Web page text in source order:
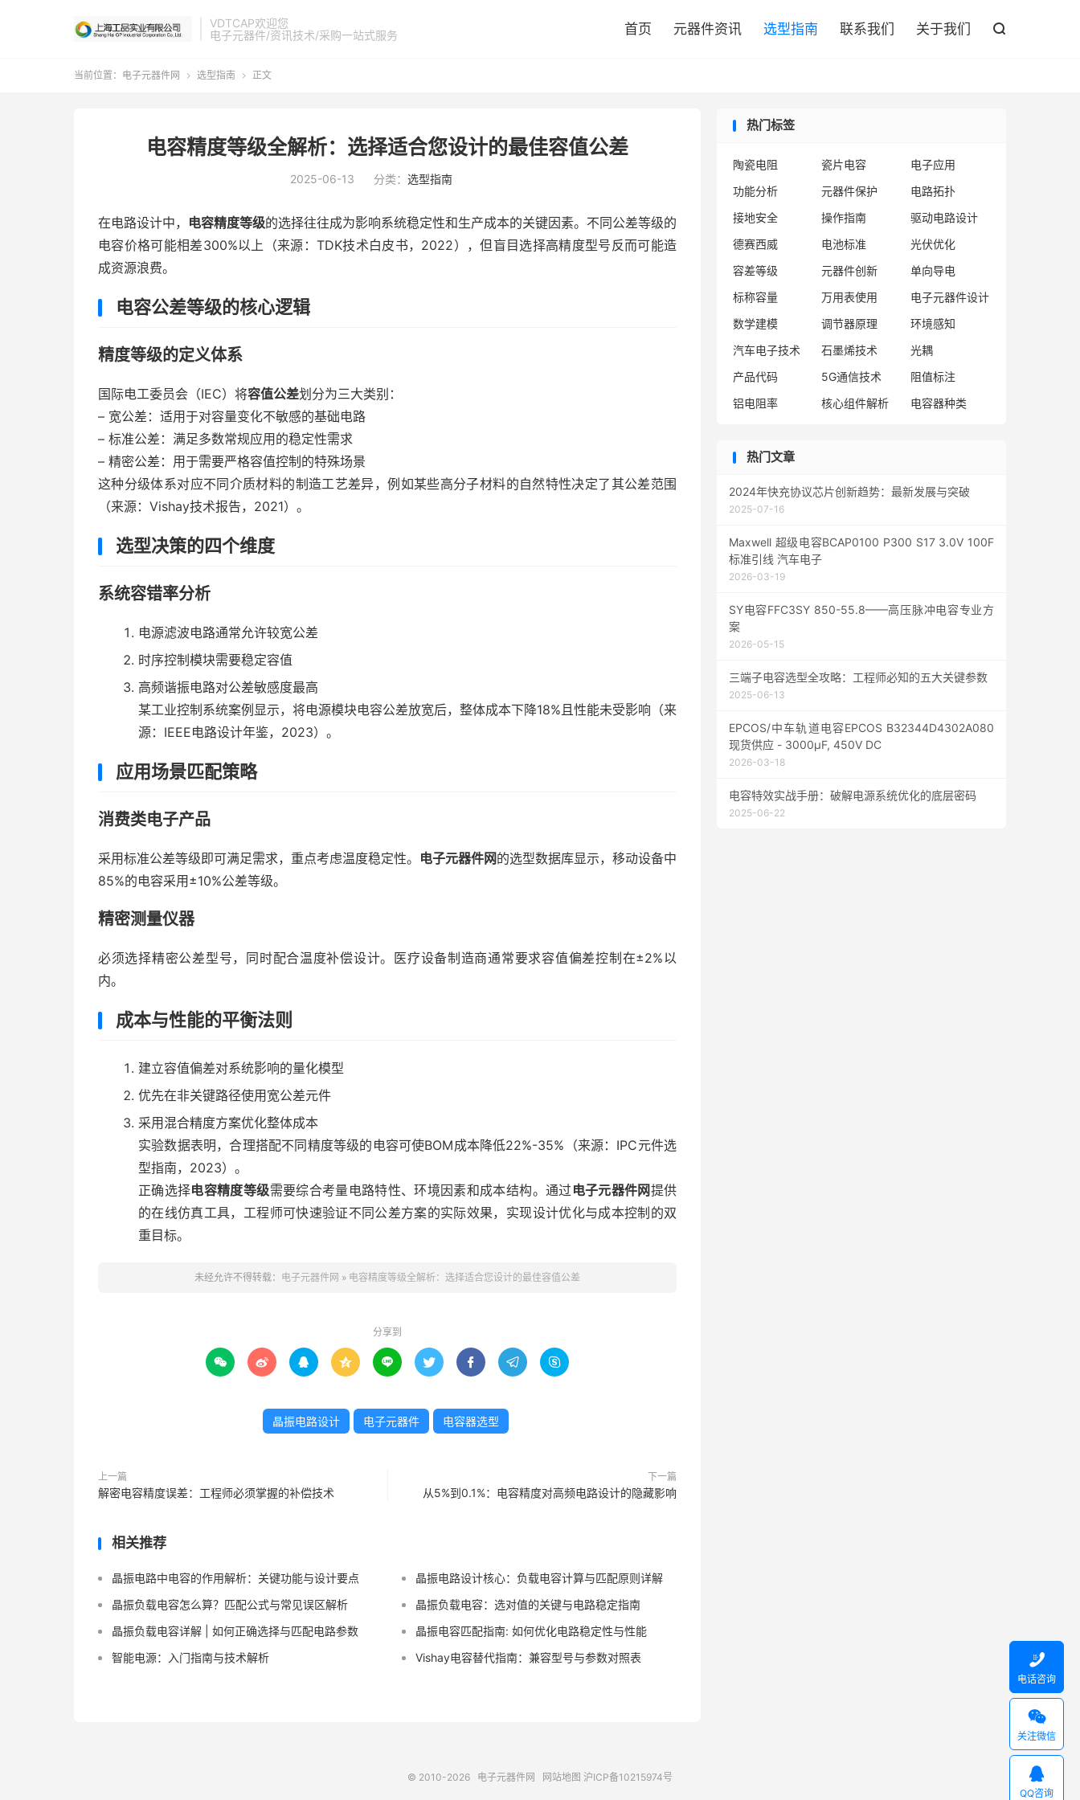
VDTCAP欢迎您
电子元器件/资讯技术/采购一站式服务
首页 元器件资讯 选型指南 联系我们 关于我们 
当前位置： 电子元器件网  选型指南  正文
电容精度等级全解析：选择适合您设计的最佳容值公差
2025-06-13 分类： 选型指南
在电路设计中， 电容精度等级的选择往往成为影响系统稳定性和生产成本的关键因素。不同公差等级的
电容价格可能相差300%以上（来源：TDK技术白皮书，2022），但盲目选择高精度型号反而可能造
成资源浪费。
电容公差等级的核心逻辑
精度等级的定义体系
国际电工委员会（IEC）将容值公差划分为三大类别：
– 宽公差：适用于对容量变化不敏感的基础电路
– 标准公差：满足多数常规应用的稳定性需求
– 精密公差：用于需要严格容值控制的特殊场景
这种分级体系对应不同介质材料的制造工艺差异，例如某些高分子材料的自然特性决定了其公差范围
（来源：Vishay技术报告，2021）。
选型决策的四个维度
系统容错率分析
电源滤波电路通常允许较宽公差
时序控制模块需要稳定容值
高频谐振电路对公差敏感度最高
某工业控制系统案例显示，将电源模块电容公差放宽后，整体成本下降18%且性能未受影响（来
源：IEEE电路设计年鉴，2023）。
应用场景匹配策略
消费类电子产品
采用标准公差等级即可满足需求，重点考虑温度稳定性。 电子元器件网的选型数据库显示，移动设备中
85%的电容采用±10%公差等级。
精密测量仪器
必须选择精密公差型号，同时配合温度补偿设计。医疗设备制造商通常要求容值偏差控制在±2%以
内。
成本与性能的平衡法则
建立容值偏差对系统影响的量化模型
优先在非关键路径使用宽公差元件
采用混合精度方案优化整体成本
实验数据表明，合理搭配不同精度等级的电容可使BOM成本降低22%-35%（来源：IPC元件选
型指南，2023）。
正确选择电容精度等级需要综合考量电路特性、环境因素和成本结构。通过 电子元器件网提供
的在线仿真工具，工程师可快速验证不同公差方案的实际效果，实现设计优化与成本控制的双
重目标。
未经允许不得转载： 电子元器件网 » 电容精度等级全解析：选择适合您设计的最佳容值公差
分享到
        
晶振电路设计 电子元器件 电容器选型
上一篇
解密电容精度误差：工程师必须掌握的补偿技术
下一篇
从5%到0.1%：电容精度对高频电路设计的隐藏影响
相关推荐
晶振电路中电容的作用解析：关键功能与设计要点
晶振电路设计核心：负载电容计算与匹配原则详解
晶振负载电容怎么算？匹配公式与常见误区解析
晶振负载电容：选对值的关键与电路稳定指南
晶振负载电容详解 | 如何正确选择与匹配电路参数
晶振电容匹配指南: 如何优化电路稳定性与性能
智能电源：入门指南与技术解析
Vishay电容替代指南：兼容型号与参数对照表
热门标签
陶瓷电阻 瓷片电容
电子应用
功能分析
元器件保护
电路拓扑
接地安全
操作指南
驱动电路设计
德赛西威
电池标准
光伏优化
容差等级
元器件创新
单向导电
标称容量
万用表使用
电子元器件设计
数学建模
调节器原理
环境感知
汽车电子技术
石墨烯技术
光耦
产品代码
5G通信技术
阻值标注
铝电阻率
核心组件解析 电容器种类
热门文章
2024年快充协议芯片创新趋势：最新发展与突破
2025-07-16
Maxwell 超级电容BCAP0100 P300 S17 3.0V 100F
标准引线 汽车电子
2026-03-19
SY电容FFC3SY 850-55.8——高压脉冲电容专业方
案
2026-05-15
三端子电容选型全攻略：工程师必知的五大关键参数
2025-06-13
EPCOS/中车轨道电容EPCOS B32344D4302A080
现货供应 - 3000µF, 450V DC
2026-03-18
电容特效实战手册：破解电源系统优化的底层密码
2025-06-22
© 2010-2026 电子元器件网 网站地图 沪ICP备10215974号

电话咨询

关注微信

QQ咨询